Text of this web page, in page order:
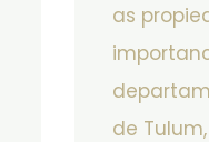
as
de